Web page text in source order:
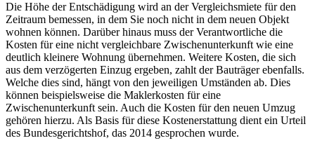
Die Höhe der Entschädigung wird an der Vergleichsmiete für den
Zeitraum bemessen, in dem Sie noch nicht in dem neuen Objekt
wohnen können. Darüber hinaus muss der Verantwortliche die
Kosten für eine nicht vergleichbare Zwischenunterkunft wie eine
deutlich kleinere Wohnung übernehmen. Weitere Kosten, die sich
aus dem verzögerten Einzug ergeben, zahlt der Bauträger ebenfalls.
Welche dies sind, hängt von den jeweiligen Umständen ab. Dies
können beispielsweise die Maklerkosten für eine
Zwischenunterkunft sein. Auch die Kosten für den neuen Umzug
gehören hierzu. Als Basis für diese Kostenerstattung dient ein Urteil
des Bundesgerichtshof, das 2014 gesprochen wurde.